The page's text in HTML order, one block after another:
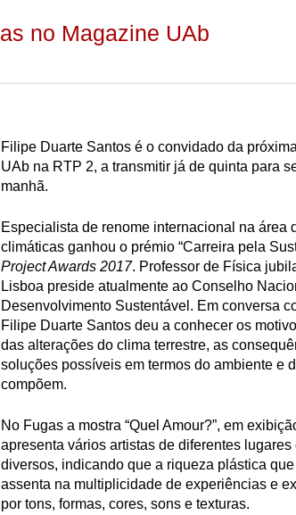
no Magazine UAb
Filipe Duarte Santos é o convidado da
UAb na RTP 2, a transmitir já de quinta para
manhã.
Especialista de renome internacional na área
climáticas ganhou o prémio “Carreira pela
Project Awards 2017. Professor de Física
Lisboa preside atualmente ao Conselho
Desenvolvimento Sustentável. Em conversa
Filipe Duarte Santos deu a conhecer os
das alterações do clima terrestre, as
soluções possíveis em termos do ambiente e
compõem.
No Fugas a mostra “Quel Amour?”, em
apresenta vários artistas de diferentes
diversos, indicando que a riqueza plástica
assenta na multiplicidade de experiências e
por tons, formas, cores, sons e texturas.